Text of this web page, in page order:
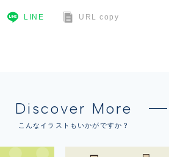
LINE URL copy
Discover More
こんなイラストもいかがですか？